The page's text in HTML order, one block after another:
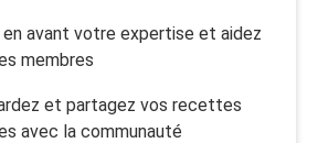
avant votre expertise et aidez
membres
et partagez vos recettes
avec la communauté